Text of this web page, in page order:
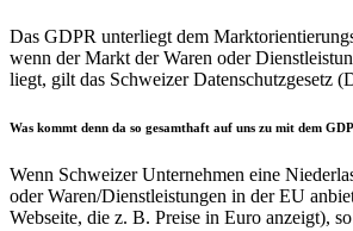
Das GDPR unterliegt dem
wenn der Markt der Waren oder
liegt, gilt das Schweizer Datenschutzgesetz
Was kommt denn da so gesamthaft auf uns zu mit dem
Wenn Schweizer Unternehmen eine
oder Waren/Dienstleistungen in der EU
Webseite, die z. B. Preise in Euro anzeigt),